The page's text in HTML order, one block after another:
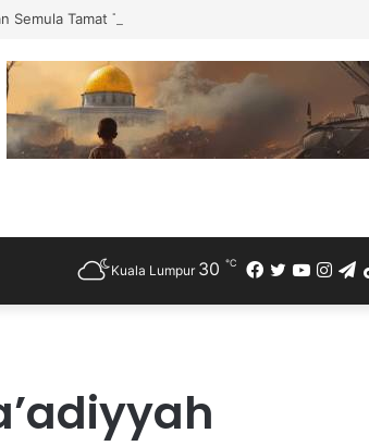
Semula Tamat Tempoh Duti Anti-Lambakan Import
Twitter
Facebook
Kuala Lumpur 30 ℃